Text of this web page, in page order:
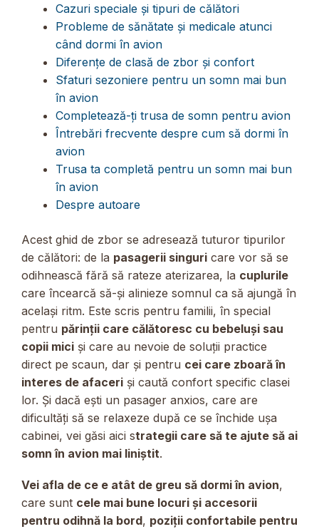
Cazuri speciale și tipuri de călători
Probleme de sănătate și medicale atunci
când dormi în avion
Diferențe de clasă de zbor și confort
Sfaturi sezoniere pentru un somn mai bun
în avion
Completează-ți trusa de somn pentru avion
Întrebări frecvente despre cum să dormi în
avion
Trusa ta completă pentru un somn mai bun
în avion
Despre autoare
Acest ghid de zbor se adresează tuturor tipurilor
de călători: de la pasagerii singuri care vor să se
odihnească fără să rateze aterizarea, la cuplurile
care încearcă să-și alinieze somnul ca să ajungă în
același ritm. Este scris pentru familii, în special
pentru părinții care călătoresc cu bebeluși sau
copii mici și care au nevoie de soluții practice
direct pe scaun, dar și pentru cei care zboară în
interes de afaceri și caută confort specific clasei
lor. Și dacă ești un pasager anxios, care are
dificultăți să se relaxeze după ce se închide ușa
cabinei, vei găsi aici strategii care să te ajute să ai
somn în avion mai liniștit.
Vei afla de ce e atât de greu să dormi în avion,
care sunt cele mai bune locuri și accesorii
pentru odihnă la bord, poziții confortabile pentru